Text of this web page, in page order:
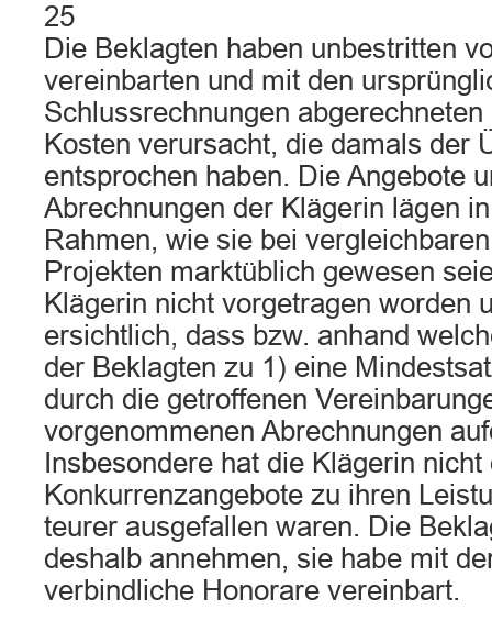
25
Die Beklagten haben unbestritten
vereinbarten und mit den
Schlussrechnungen
Kosten verursacht, die damals der
entsprochen haben. Die Angebote
Abrechnungen der Klägerin lägen
Rahmen, wie sie bei
Projekten marktüblich gewesen
Klägerin nicht vorgetragen worden
ersichtlich, dass bzw. anhand
der Beklagten zu 1) eine
durch die getroffenen
vorgenommenen Abrechnungen
Insbesondere hat die Klägerin
Konkurrenzangebote zu ihren
teurer ausgefallen waren. Die
deshalb annehmen, sie habe mit
verbindliche Honorare vereinbart.